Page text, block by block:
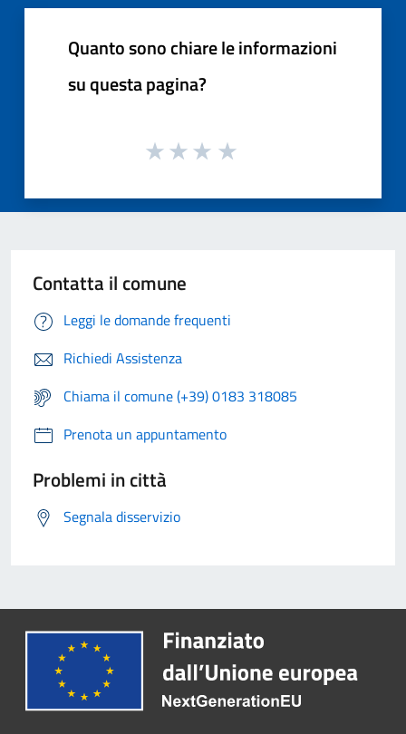
Quanto sono chiare le informazioni
su questa pagina?
Contatta il comune
Leggi le domande frequenti
Richiedi Assistenza
Chiama il comune (+39) 0183 318085
Prenota un appuntamento
Problemi in città
Segnala disservizio